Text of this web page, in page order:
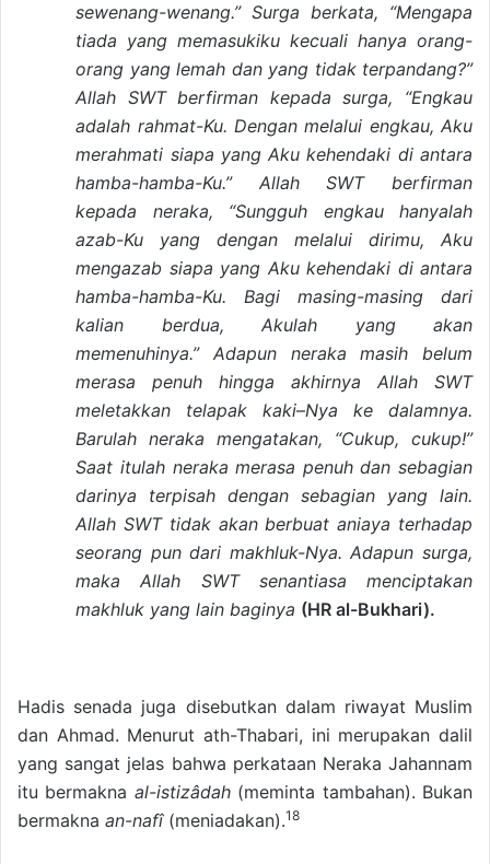
sewenang-wenang.” Surga berkata, “Mengapa
tiada yang memasukiku kecuali hanya orang-
orang yang lemah dan yang tidak terpandang?”
Allah SWT berfirman kepada surga, “Engkau
adalah rahmat-Ku. Dengan melalui engkau, Aku
merahmati siapa yang Aku kehendaki di antara
hamba-hamba-Ku.” Allah SWT berfirman
kepada neraka, “Sungguh engkau hanyalah
azab-Ku yang dengan melalui dirimu, Aku
mengazab siapa yang Aku kehendaki di antara
hamba-hamba-Ku. Bagi masing-masing dari
kalian berdua, Akulah yang akan
memenuhinya.” Adapun neraka masih belum
merasa penuh hingga akhirnya Allah SWT
meletakkan telapak kaki–Nya
ke dalamnya.
Barulah neraka mengatakan, “Cukup, cukup!”
Saat itulah neraka merasa penuh dan sebagian
darinya terpisah dengan sebagian yang lain.
Allah SWT tidak akan berbuat aniaya terhadap
seorang pun dari makhluk-Nya. Adapun surga,
maka Allah SWT senantiasa menciptakan
makhluk yang lain baginya (HR al-Bukhari).
Hadis senada juga disebutkan dalam riwayat Muslim
dan Ahmad. Menurut ath-Thabari, ini merupakan dalil
yang sangat jelas bahwa perkataan Neraka Jahannam
itu bermakna al-istizâdah (meminta tambahan). Bukan
bermakna an-nafî (meniadakan).18